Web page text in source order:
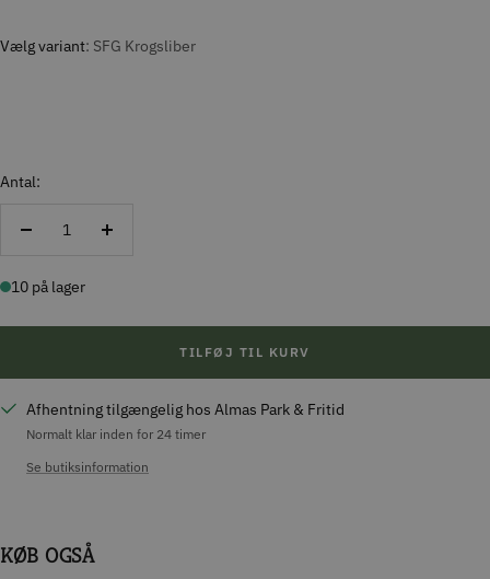
Vælg variant SFG Krogsliber
Antal:
Reducer
Forøg
10 på lager
TILFØJ TIL KURV
Afhentning tilgængelig hos Almas Park & Fritid
Normalt klar inden for 24 timer
Se butiksinformation
KØB OGSÅ